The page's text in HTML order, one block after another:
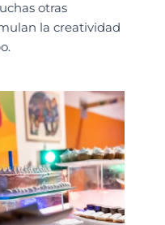
otras
la creatividad